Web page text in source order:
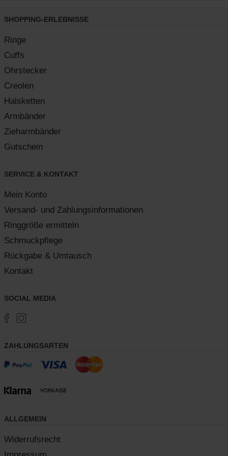
SHOPPING-ERLEBNISSE
Ringe
Cuffs
Ohrstecker
Creolen
Halsketten
Armbänder
Zieharmbänder
Gutschein
SERVICE & KONTAKT
Mein Konto
Versand- und Zahlungsinformationen
Ringgröße ermitteln
Schmuckpflege
Rückgabe & Umtausch
Kontakt
SOCIAL MEDIA
ZAHLUNGSARTEN
ALLGEMEIN
Widerrufsrecht